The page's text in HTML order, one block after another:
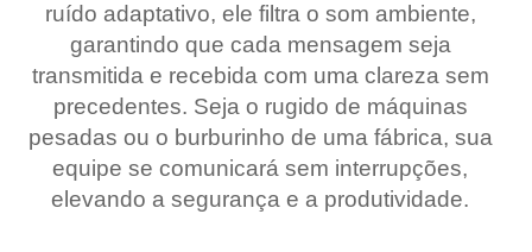
ruído adaptativo, ele filtra o som ambiente,
garantindo que cada mensagem seja
transmitida e recebida com uma clareza sem
precedentes. Seja o rugido de máquinas
pesadas ou o burburinho de uma fábrica, sua
equipe se comunicará sem interrupções,
elevando a segurança e a produtividade.